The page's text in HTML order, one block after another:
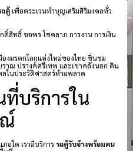
ถตู้เพื่อตระเวนทำบุญเสริมสิริมงคลทั่ว
สิทธิ์ ขอพร โชคลาภ การงาน การเงิน
องมรดกโลกแห่งใหม่ของไทย ชื่นชม
าณ ปรางค์ศรีเทพ และเขาคลังนอก ดิน
ในประวัติศาสตร์ห้ามพลาด
บริการใน
อใด เรามีบริการ รถตู้รับจ้างพร้อมคน